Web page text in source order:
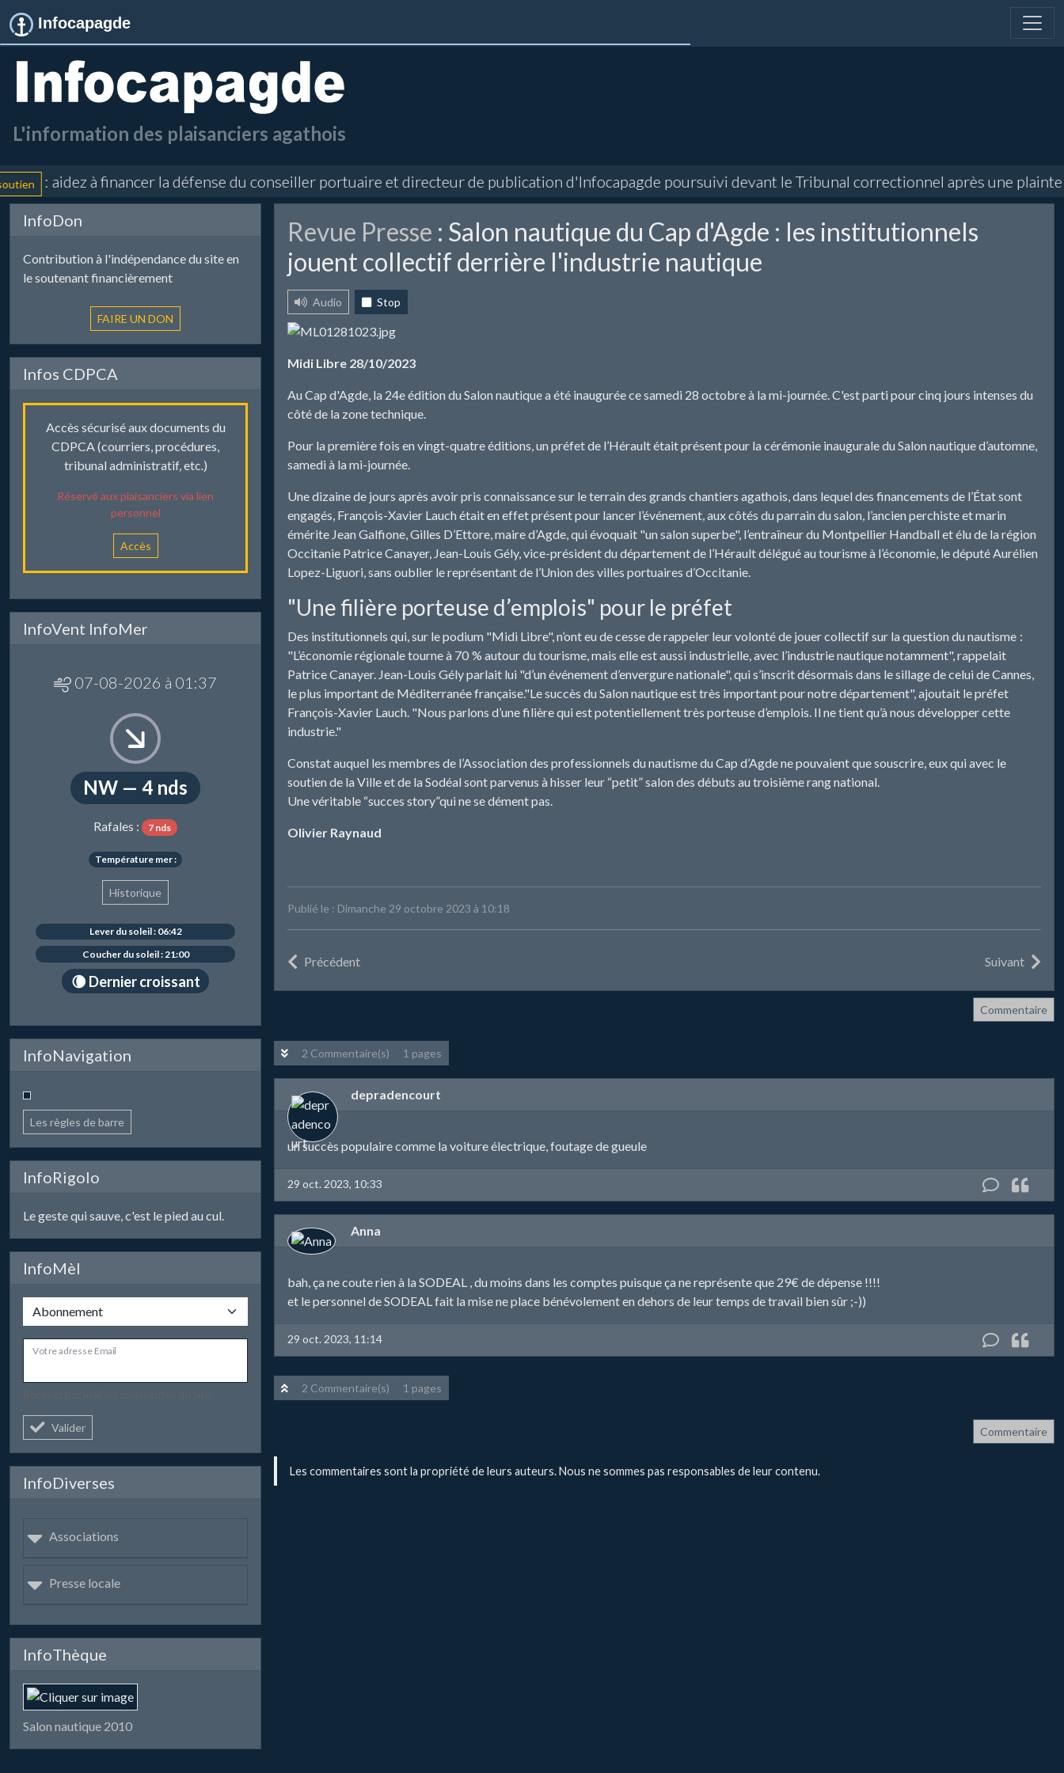
Infocapagde
L'information des plaisanciers agathois
: aidez à financer la défense du conseiller portuaire et directeur de publication d'Infocapagde poursuivi devant le Tribunal correctionnel après une plainte
InfoDon
Contribution à l'indépendance du site en
le soutenant financièrement
Infos CDPCA
Accès sécurisé aux documents du
CDPCA (courriers, procédures,
tribunal administratif, etc.)
Réservé aux plaisanciers via lien
personnel
Accès
InfoVent InfoMer
07-08-2026 à 01:37
NW — 4 nds
Rafales : 7 nds
Température mer :
Historique
Lever du soleil : 06:42
Coucher du soleil : 21:00
🌘 Dernier croissant
InfoNavigation
Les règles de barre
InfoRigolo
Le geste qui sauve, c'est le pied au cul.
InfoMèl
Votre adresse Email
Valider
InfoDiverses
Associations
Presse locale
InfoThèque
Salon nautique 2010
Revue Presse : Salon nautique du Cap d'Agde : les institutionnels
jouent collectif derrière l'industrie nautique
Audio Stop
Midi Libre 28/10/2023
Au Cap d'Agde, la 24e édition du Salon nautique a été inaugurée ce samedi 28 octobre à la mi-journée. C'est parti pour cinq jours intenses du
côté de la zone technique.
Pour la première fois en vingt-quatre éditions, un préfet de l’Hérault était présent pour la cérémonie inaugurale du Salon nautique d’automne,
samedi à la mi-journée.
Une dizaine de jours après avoir pris connaissance sur le terrain des grands chantiers agathois, dans lequel des financements de l’État sont
engagés, François-Xavier Lauch était en effet présent pour lancer l’événement, aux côtés du parrain du salon, l’ancien perchiste et marin
émérite Jean Galfione, Gilles D’Ettore, maire d’Agde, qui évoquait "un salon superbe", l’entraîneur du Montpellier Handball et élu de la région
Occitanie Patrice Canayer, Jean-Louis Gély, vice-président du département de l’Hérault délégué au tourisme à l’économie, le député Aurélien
Lopez-Liguori, sans oublier le représentant de l’Union des villes portuaires d’Occitanie.
"Une filière porteuse d’emplois" pour le préfet
Des institutionnels qui, sur le podium "Midi Libre", n’ont eu de cesse de rappeler leur volonté de jouer collectif sur la question du nautisme :
"L’économie régionale tourne à 70 % autour du tourisme, mais elle est aussi industrielle, avec l’industrie nautique notamment", rappelait
Patrice Canayer. Jean-Louis Gély parlait lui "d’un événement d’envergure nationale", qui s’inscrit désormais dans le sillage de celui de Cannes,
le plus important de Méditerranée française."Le succès du Salon nautique est très important pour notre département", ajoutait le préfet
François-Xavier Lauch. "Nous parlons d’une filière qui est potentiellement très porteuse d’emplois. Il ne tient qu’à nous développer cette
industrie."
Constat auquel les membres de l’Association des professionnels du nautisme du Cap d’Agde ne pouvaient que souscrire, eux qui avec le
soutien de la Ville et de la Sodéal sont parvenus à hisser leur “petit” salon des débuts au troisième rang national.
Une véritable “succes story”qui ne se dément pas.
Olivier Raynaud
Publié le : Dimanche 29 octobre 2023 à 10:18
Précédent Suivant
Commentaire
2 Commentaire(s) 1 pages
depradencourt
un succès populaire comme la voiture électrique, foutage de gueule
29 oct. 2023, 10:33
Anna
bah, ça ne coute rien à la SODEAL , du moins dans les comptes puisque ça ne représente que 29€ de dépense !!!!
et le personnel de SODEAL fait la mise ne place bénévolement en dehors de leur temps de travail bien sûr ;-))
29 oct. 2023, 11:14
2 Commentaire(s) 1 pages
Commentaire
Les commentaires sont la propriété de leurs auteurs. Nous ne sommes pas responsables de leur contenu.